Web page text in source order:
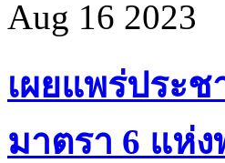
Aug 16 2023
เผยแพร่ประ
มาตรา 6 แห่